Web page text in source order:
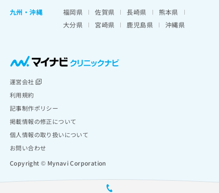
九州・沖縄
福岡県 佐賀県 長崎県
熊本県
大分県
宮崎県 鹿児島県 沖縄県
運営会社
利用規約
記事制作ポリシー
掲載情報の修正について
個人情報の取り扱いについて
お問い合わせ
Copyright © Mynavi Corporation